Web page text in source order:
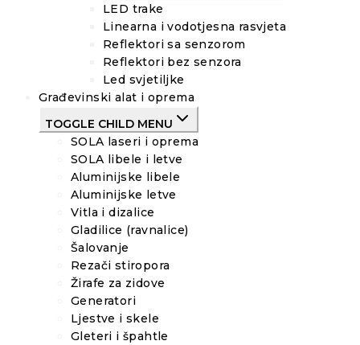
LED trake
Linearna i vodotjesna rasvjeta
Reflektori sa senzorom
Reflektori bez senzora
Led svjetiljke
Građevinski alat i oprema
TOGGLE CHILD MENU
SOLA laseri i oprema
SOLA libele i letve
Aluminijske libele
Aluminijske letve
Vitla i dizalice
Gladilice (ravnalice)
Šalovanje
Rezači stiropora
Žirafe za zidove
Generatori
Ljestve i skele
Gleteri i špahtle